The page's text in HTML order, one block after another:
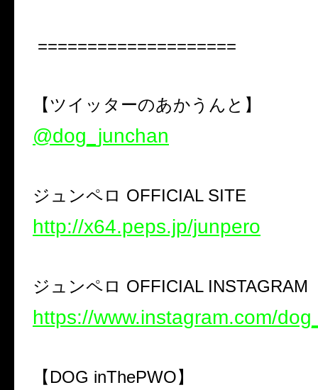
====================
【ツイッターのあかうんと】
@dog_junchan
ジュンペロ OFFICIAL SITE
http://x64.peps.jp/junpero
ジュンペロ OFFICIAL INSTAGRAM
https://www.instagram.com/
【 DOG inThePWO】